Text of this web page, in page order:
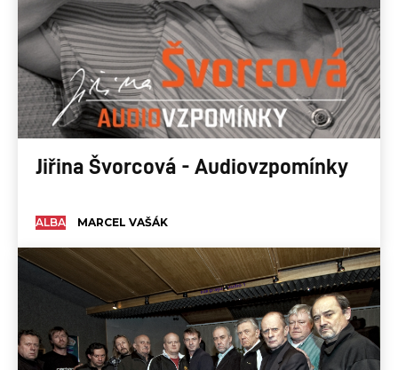
Jiřina Švorcová - Audiovzpomínky
ALBA MARCEL VAŠÁK